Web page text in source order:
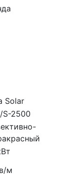
Solar
S-2500
м